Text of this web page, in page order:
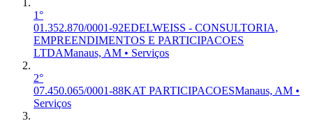
1°
01.352.870/0001-92EDELWEISS - CONSULTORIA,
EMPREENDIMENTOS E PARTICIPACOES
LTDAManaus, AM • Serviços
2°
07.450.065/0001-88KAT PARTICIPACOESManaus, AM •
Serviços